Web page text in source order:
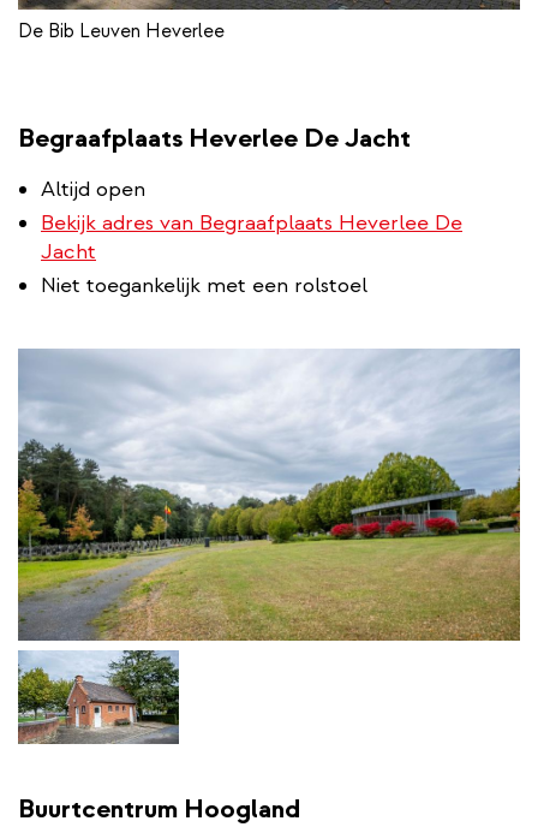
De Bib Leuven Heverlee
Begraafplaats Heverlee De Jacht
Altijd open
Bekijk adres van Begraafplaats Heverlee De
Jacht
Niet toegankelijk met een rolstoel
Buurtcentrum Hoogland